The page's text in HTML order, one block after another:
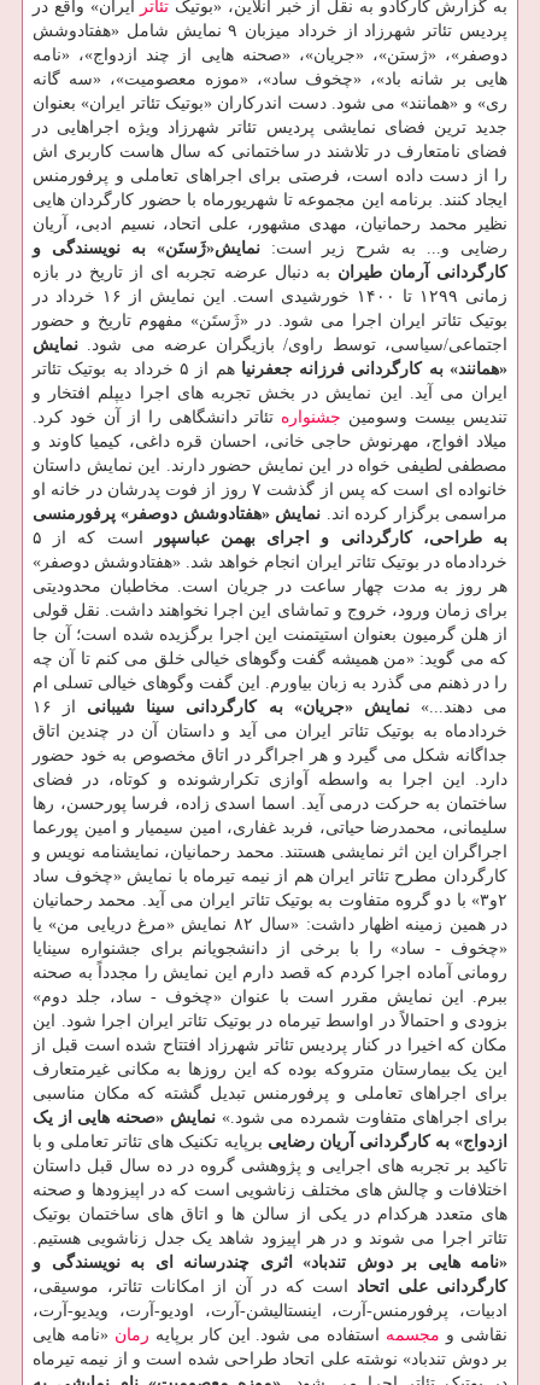
به گزارش کارکادو به نقل از خبر آنلاین، «بوتیک تئاتر ایران» واقع در
پردیس تئاتر شهرزاد از خرداد میزبان ۹ نمایش شامل «هفتادوشش
دوصفر»، «ژستن»، «جریان»، «صحنه هایی از چند ازدواج»، «نامه
هایی بر شانه باد»، «چخوف ساد»، «موزه معصومیت»، «سه گانه
ری» و «همانند» می شود. دست اندرکاران «بوتیک تئاتر ایران» بعنوان
جدید ترین فضای نمایشی پردیس تئاتر شهرزاد ویژه اجراهایی در
فضای نامتعارف در تلاشند در ساختمانی که سال هاست کاربری اش
را از دست داده است، فرصتی برای اجراهای تعاملی و پرفورمنس
ایجاد کنند. برنامه این مجموعه تا شهریورماه با حضور کارگردان هایی
نظیر محمد رحمانیان، مهدی مشهور، علی اتحاد، نسیم ادبی، آریان
رضایی و... به شرح زیر است:نمایش«ژَستَن» به نویسندگی و
کارگردانی آرمان طیران به دنبال عرضه تجربه ای از تاریخ در بازه
زمانی ۱۲۹۹ تا ۱۴۰۰ خورشیدی است. این نمایش از ۱۶ خرداد در
بوتیک تئاتر ایران اجرا می شود. در «ژَستَن» مفهوم تاریخ و حضور
اجتماعی/سیاسی، توسط راوی/ بازیگران عرضه می شود. نمایش
«همانند» به کارگردانی فرزانه جعفرنیا
هم از ۵ خرداد به بوتیک تئاتر
ایران می آید. این نمایش در بخش تجربه های اجرا دیپلم افتخار و
تندیس بیست وسومین جشنواره تئاتر دانشگاهی را از آن خود کرد.
میلاد افواج، مهرنوش حاجی خانی، احسان قره داغی، کیمیا کاوند و
مصطفی لطیفی خواه در این نمایش حضور دارند. این نمایش داستان
خانواده ای است که پس از گذشت ۷ روز از فوت پدرشان در خانه او
مراسمی برگزار کرده اند. نمایش «هفتادوشش دوصفر» پرفورمنسی
به طراحی، کارگردانی و اجرای بهمن عباسپور
است که از ۵
خردادماه در بوتیک تئاتر ایران انجام خواهد شد. «هفتادوشش دوصفر»
هر روز به مدت چهار ساعت در جریان است. مخاطبان محدودیتی
برای زمان ورود، خروج و تماشای این اجرا نخواهند داشت. نقل قولی
از هلن گرمیون بعنوان استیتمنت این اجرا برگزیده شده است؛ آن جا
که می گوید: «من همیشه گفت وگوهای خیالی خلق می کنم تا آن چه
را در ذهنم می گذرد به زبان بیاورم. این گفت وگوهای خیالی تسلی ام
می دهند...»نمایش «جریان» به کارگردانی سینا شیبانی
از ۱۶
خردادماه به بوتیک تئاتر ایران می آید و داستان آن در چندین اتاق
جداگانه شکل می گیرد و هر اجراگر در اتاق مخصوص به خود حضور
دارد. این اجرا به واسطه آوازی تکرارشونده و کوتاه، در فضای
ساختمان به حرکت درمی آید. اسما اسدی زاده، فرسا پورحسن، رها
سلیمانی، محمدرضا حیاتی، فربد غفاری، امین سیمیار و امین پورعما
اجراگران این اثر نمایشی هستند. محمد رحمانیان، نمایشنامه نویس و
کارگردان مطرح تئاتر ایران هم از نیمه تیرماه با نمایش «چخوف ساد
۲و۳» با دو گروه متفاوت به بوتیک تئاتر ایران می آید. محمد رحمانیان
در همین زمینه اظهار داشت: «سال ۸۲ نمایش «مرغ دریایی من» یا
«چخوف - ساد» را با برخی از دانشجویانم برای جشنواره سینایا
رومانی آماده اجرا کردم که قصد دارم این نمایش را مجدداً به صحنه
ببرم. این نمایش مقرر است با عنوان «چخوف - ساد، جلد دوم»
بزودی و احتمالاً در اواسط تیرماه در بوتیک تئاتر ایران اجرا شود. این
مکان که اخیرا در کنار پردیس تئاتر شهرزاد افتتاح شده است قبل از
این یک بیمارستان متروکه بوده که این روزها به مکانی غیرمتعارف
برای اجراهای تعاملی و پرفورمنس تبدیل گشته که مکان مناسبی
برای اجراهای متفاوت شمرده می شود.»نمایش «صحنه هایی از یک
ازدواج» به کارگردانی آریان رضایی برپایه تکنیک های تئاتر تعاملی و با
تاکید بر تجربه های اجرایی و پژوهشی گروه در ده سال قبل داستان
اختلافات و چالش های مختلف زناشویی است که در اپیزودها و صحنه
های متعدد هرکدام در یکی از سالن ها و اتاق های ساختمان بوتیک
تئاتر اجرا می شوند و در هر اپیزود شاهد یک جدل زناشویی هستیم.
«نامه هایی بر دوش تندباد» اثری چندرسانه ای به نویسندگی و
کارگردانی علی اتحاد است که در آن از امکانات تئاتر، موسیقی،
ادبیات، پرفورمنس-آرت، اینستالیشن-آرت، اودیو-آرت، ویدیو-آرت،
نقاشی و مجسمه استفاده می شود. این کار برپایه رمان «نامه هایی
بر دوش تندباد» نوشته علی اتحاد طراحی شده است و از نیمه تیرماه